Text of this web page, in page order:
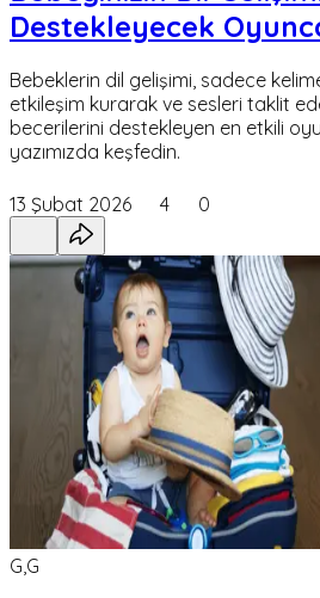
Destekleyecek
Bebeklerin dil gelişimi, sadece
etkileşim kurarak ve sesleri taklit
becerilerini destekleyen en etkili
yazımızda keşfedin.
13 Şubat 2026 4 0
G,G